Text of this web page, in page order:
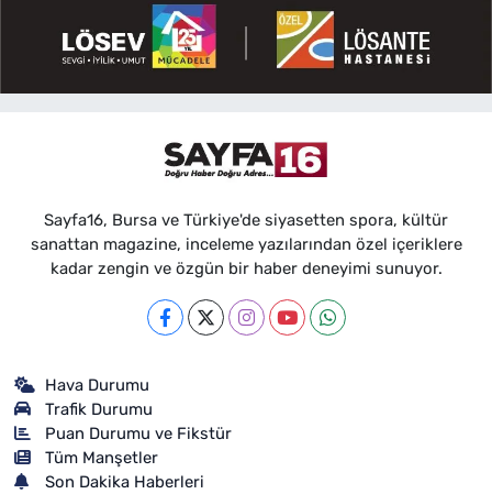
Sayfa16, Bursa ve Türkiye'de siyasetten spora, kültür
sanattan magazine, inceleme yazılarından özel içeriklere
kadar zengin ve özgün bir haber deneyimi sunuyor.
Hava Durumu
Trafik Durumu
Puan Durumu ve Fikstür
Tüm Manşetler
Son Dakika Haberleri